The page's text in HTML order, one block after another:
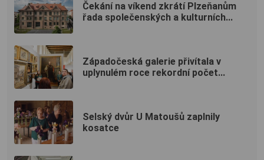
Čekání na víkend zkrátí Plzeňanům
řada společenských a kulturních...
Západočeská galerie přivítala v
uplynulém roce rekordní počet...
Selský dvůr U Matoušů zaplnily
kosatce